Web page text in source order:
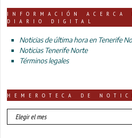
INFORMACIÓN ACERCA
DIARIO DIGITAL
Noticias de última hora en Tenerife
Noticias Tenerife Norte
Términos legales
HEMEROTECA DE
HEMEROTECA
DE